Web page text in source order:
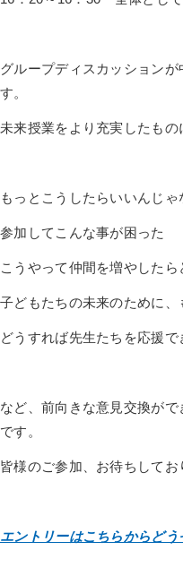
グループディスカッション
す。
未来授業をより充実したもの
もっとこうしたらいいんじゃ
参加してこんな事が困った
こうやって仲間を増やしたら
子どもたちの未来のために
どうすれば先生たちを応援で
など、前向きな意見交換が
です。
皆様のご参加、お待ちしてお
エントリーはこちらからどう